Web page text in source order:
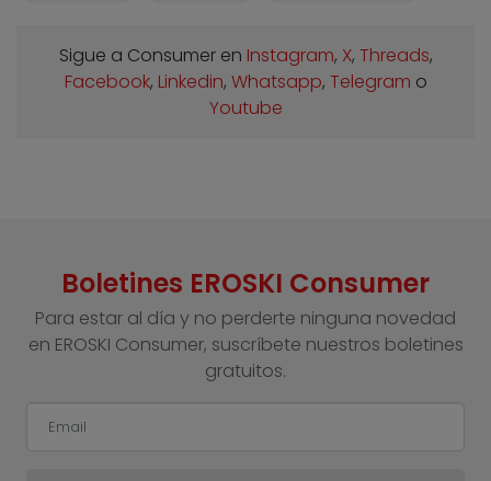
Sigue a Consumer en Instagram, X, Threads,
Facebook, Linkedin, Whatsapp, Telegram o
Youtube
Boletines EROSKI Consumer
Para estar al día y no perderte ninguna novedad
en EROSKI Consumer, suscríbete nuestros boletines
gratuitos.